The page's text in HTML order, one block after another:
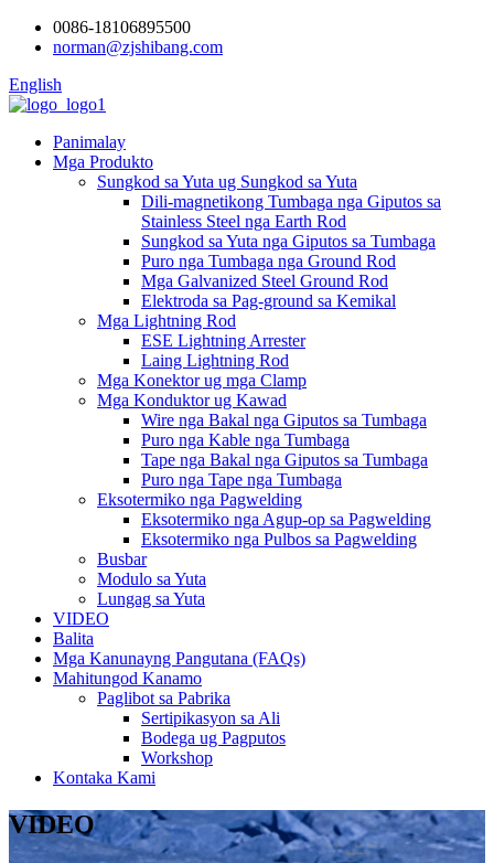
0086-18106895500
norman@zjshibang.com
English
Panimalay
Mga Produkto
Sungkod sa Yuta ug Sungkod sa Yuta
Dili-magnetikong Tumbaga nga Giputos sa
Stainless Steel nga Earth Rod
Sungkod sa Yuta nga Giputos sa Tumbaga
Puro nga Tumbaga nga Ground Rod
Mga Galvanized Steel Ground Rod
Elektroda sa Pag-ground sa Kemikal
Mga Lightning Rod
ESE Lightning Arrester
Laing Lightning Rod
Mga Konektor ug mga Clamp
Mga Konduktor ug Kawad
Wire nga Bakal nga Giputos sa Tumbaga
Puro nga Kable nga Tumbaga
Tape nga Bakal nga Giputos sa Tumbaga
Puro nga Tape nga Tumbaga
Eksotermiko nga Pagwelding
Eksotermiko nga Agup-op sa Pagwelding
Eksotermiko nga Pulbos sa Pagwelding
Busbar
Modulo sa Yuta
Lungag sa Yuta
VIDEO
Balita
Mga Kanunayng Pangutana (FAQs)
Mahitungod Kanamo
Paglibot sa Pabrika
Sertipikasyon sa Ali
Bodega ug Pagputos
Workshop
Kontaka Kami
VIDEO